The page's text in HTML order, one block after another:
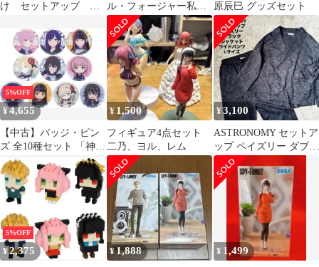
け セットアップ ド
いサイズ まとめ売り
ル・フォージャー私服
ワンピース コスプレ |
スパファミ ヨル・フォ
ージャー
原辰巳 グッズセット
5%OFF
¥4,655
【中古】バッジ・ピン
ズ 全10種セット 「神椿
市建設中。 トレーディ
ング缶バッジ 私服
ver.」
¥ 1,500
フィギュア4点セット
二乃、ヨル、レム
¥3,100
ASTRONOMY セットア
ップ ペイズリー ダブル
総柄 ワイド 黒 L
5%OFF
¥ 2,375 ¥1,888 ¥ 1,499